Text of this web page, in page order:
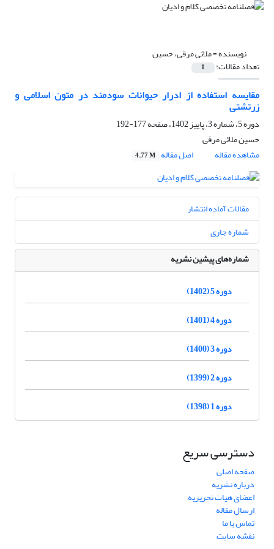
نویسنده =ملائی مرقی، حسین
تعداد مقالات: 1
مقایسه استفاده از ادرار حیوانات سودمند در متون اسلامی و
زرتشتی
دوره 5، شماره 3، پاییز 1402، صفحه
177-192
حسین ملائی مرقی
مشاهده مقاله
اصل مقاله 4.77 M
مقالات آماده انتشار
شماره جاری
شماره‌های پیشین نشریه
دوره 5 (1402)
دوره 4 (1401)
دوره 3 (1400)
دوره 2 (1399)
دوره 1 (1398)
دسترسی سریع
صفحه اصلی
درباره نشریه
اعضای هیات تحریریه
ارسال مقاله
تماس با ما
نقشه سایت